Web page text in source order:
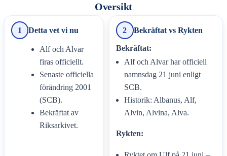
Oversikt
1 Detta vet vi nu
Alf och Alvar
firas officiellt.
Senaste officiella
förändring 2001
(SCB).
Bekräftat av
Riksarkivet.
2 Bekräftat vs Rykten
Bekräftat:
Alf och Alvar har officiell
namnsdag 21 juni enligt
SCB.
Historik: Albanus, Alf,
Alvin, Alvina, Alva.
Rykten: